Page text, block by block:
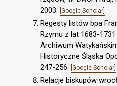
2003. [Google Scholar]
Regesty listów bpa
Rzymu z lat 1683-
Archiwum
Historyczne Śląska
247-256. [Google Scholar]
Relacje biskupów